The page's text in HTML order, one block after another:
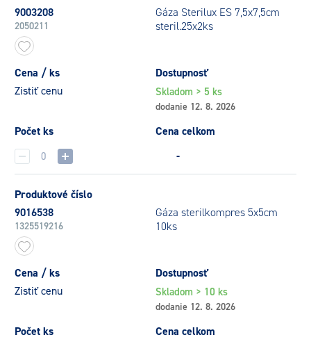
9003208
2050211
Gáza Sterilux ES 7,5x7,5cm
steril.25x2ks
Cena / ks
Dostupnosť
Zistiť cenu
Skladom > 5 ks
dodanie 12. 8. 2026
Počet ks
Cena celkom
-
Produktové číslo
9016538
1325519216
Gáza sterilkompres 5x5cm
10ks
Cena / ks
Dostupnosť
Zistiť cenu
Skladom > 10 ks
dodanie 12. 8. 2026
Počet ks
Cena celkom